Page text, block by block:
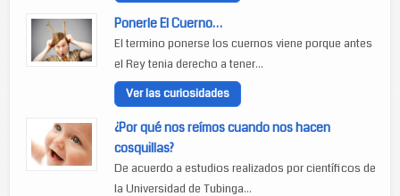
Ponerle El Cuerno…
El termino ponerse los cuernos viene porque antes
el Rey tenia derecho a tener...
Ver las curiosidades
¿Por qué nos reímos cuando nos hacen
cosquillas?
De acuerdo a estudios realizados por científicos de
la Universidad de Tubinga...